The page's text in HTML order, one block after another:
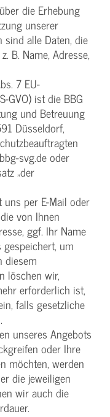
die Erhebung
unserer
sind alle Daten, die
B. Name, Adresse,
7 EU-
GVO) ist die BBG
und Betreuung
Düsseldorf,
svg.de oder
„der
per E-Mail oder
von Ihnen
ggf. Ihr Name
um
diesem
löschen wir,
erforderlich ist,
falls gesetzliche
unseres Angebots
oder Ihre
möchten, werden
die jeweiligen
wir auch die